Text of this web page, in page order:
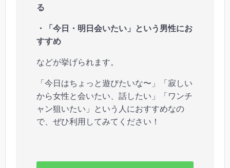
る
・「今日・明日会いたい」という男性にお
すすめ
などが挙げられます。
「今日はちょっと遊びたいな〜」「寂しい
から女性と会いたい、話したい」「ワンチ
ャン狙いたい」という人におすすめなの
で、ぜひ利用してみてください！